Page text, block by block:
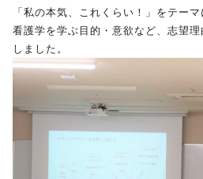
「私の本気、これくらい！」をテー
看護学を学ぶ目的・意欲など、志望
しました。